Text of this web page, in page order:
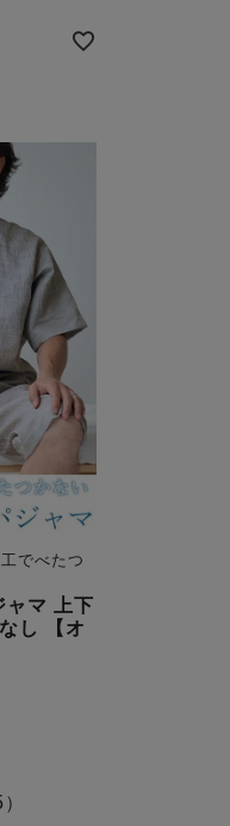
でべたつ
ャマ 上下
し 【オ
）